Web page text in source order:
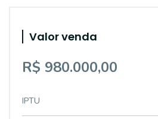
Valor venda
R$ 980.000,00
IPTU